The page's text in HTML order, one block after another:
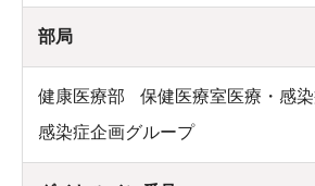
部局
健康医療部
保健医療室医療・感
感染症企画グループ